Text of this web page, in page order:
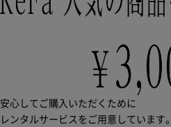
安心してご購入いただくために
レンタルサービスをご用意しています。